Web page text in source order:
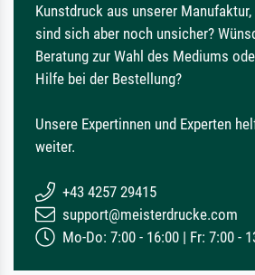
Kunstdruck aus unserer Manufaktur,
sind sich aber noch unsicher?
Beratung zur Wahl des Mediums
Hilfe bei der Bestellung?
Unsere Expertinnen und Experten
weiter.
+43 4257 29415
support@meisterdrucke.com
Mo-Do: 7:00 - 16:00 | Fr: 7:00 -